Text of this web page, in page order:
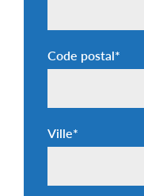
Code postal*
Ville*